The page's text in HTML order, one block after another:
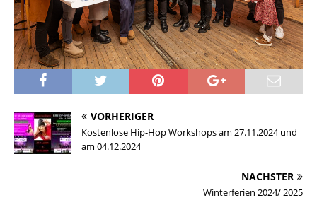
VORHERIGER
Kostenlose Hip-Hop Workshops am 27.11.2024 und
am 04.12.2024
NÄCHSTER
Winterferien 2024/ 2025